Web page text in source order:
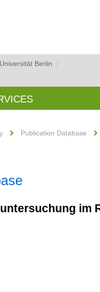
Berlin /
Publication Database
im